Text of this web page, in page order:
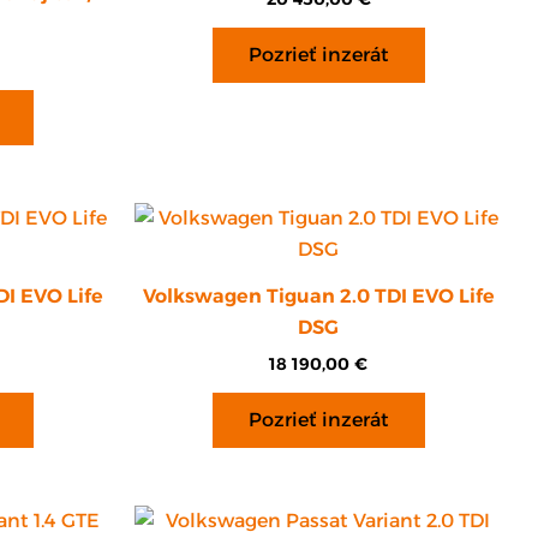
Pozrieť inzerát
EVO Life
Volkswagen Tiguan 2.0 TDI EVO Life
DSG
18 190,00 €
Pozrieť inzerát